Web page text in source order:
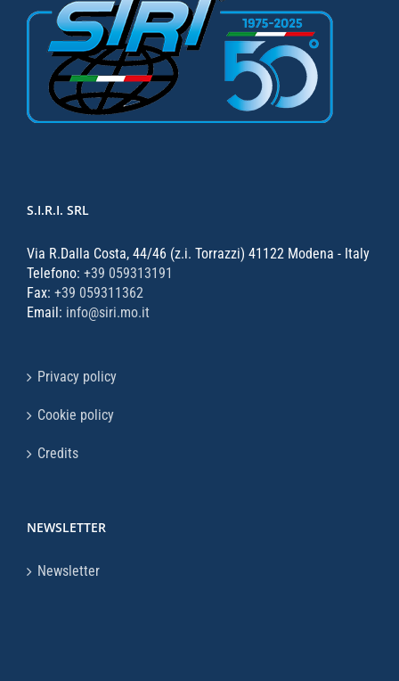
S.I.R.I. SRL
Via R.Dalla Costa, 44/46 (z.i. Torrazzi) 41122 Modena - Italy
Telefono: +39 059313191
Fax: +39 059311362
Email: info@siri.mo.it
Privacy policy
Cookie policy
Credits
NEWSLETTER
Newsletter